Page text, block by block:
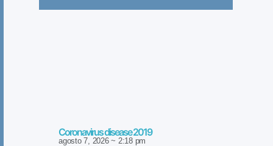
Coronavirus disease 2019
agosto 7, 2026 2:18 pm